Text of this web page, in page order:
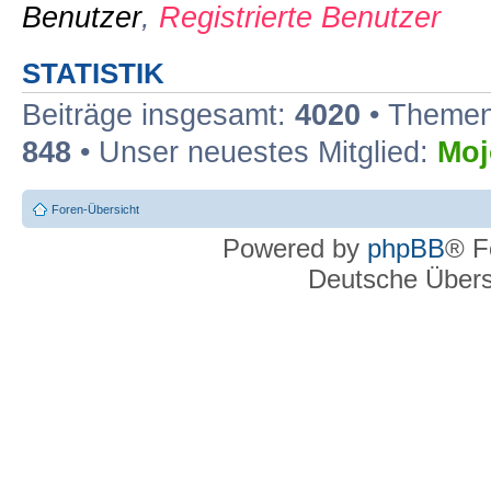
Benutzer, Registrierte Benutzer
STATISTIK
Beiträge insgesamt: 4020 •
848 • Unser neuestes Mitglied:
Foren-Übersicht
Powered by phpBB®
Deutsche